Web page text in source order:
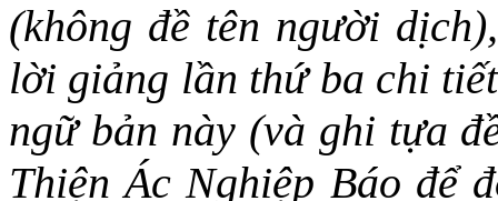
(không đề tên người
lời giảng lần thứ ba chi
ngữ bản này (và ghi tựa
Thiện Ác Nghiệp Báo để